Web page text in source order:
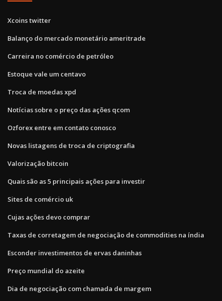
Xcoins twitter
Balanço do mercado monetário ameritrade
Carreira no comércio de petróleo
Estoque vale um centavo
Troca de moedas xpd
Notícias sobre o preço das ações qcom
Ozforex entre em contato conosco
Novas listagens de troca de criptografia
Valorização bitcoin
Quais são as 5 principais ações para investir
Sites de comércio uk
Cujas ações devo comprar
Taxas de corretagem de negociação de commodities na índia
Esconder investimentos de ervas daninhas
Preço mundial do azeite
Dia de negociação com chamada de margem